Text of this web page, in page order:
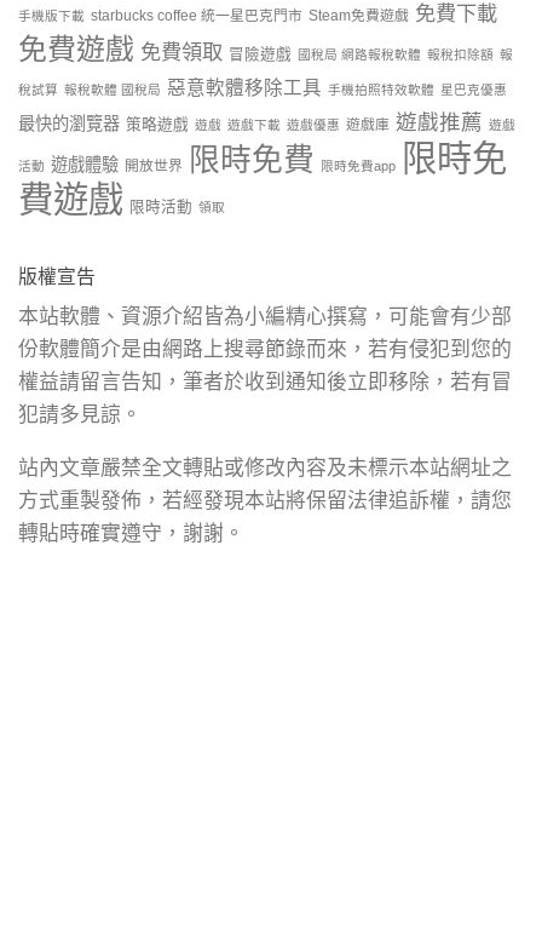
手機版下載 starbucks coffee 統一星巴克門市 Steam免費遊戲 免費下載
免費遊戲 免費領取 冒險遊戲 國稅局 網路報稅軟體 報稅扣除額 報
稅試算 報稅軟體 國稅局 惡意軟體移除工具 手機拍照特效軟體 星巴克優惠
最快的瀏覽器 策略遊戲 遊戲 遊戲下載 遊戲優惠 遊戲庫 遊戲推薦 遊戲
活動 遊戲體驗 開放世界 限時免費 限時免費app
限時免
費遊戲 限時活動 領取
版權宣告
本站軟體、資源介紹皆為小編精心撰寫，可能會有少部
份軟體簡介是由網路上搜尋節錄而來，若有侵犯到您的
權益請留言告知，筆者於收到通知後立即移除，若有冒
犯請多見諒。
站內文章嚴禁全文轉貼或修改內容及未標示本站網址之
方式重製發佈，若經發現本站將保留法律追訴權，請您
轉貼時確實遵守，謝謝。